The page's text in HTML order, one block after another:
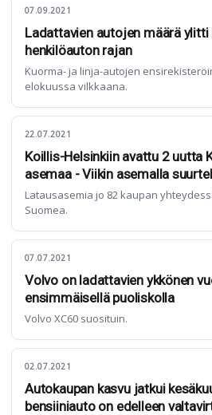
07.09.2021
Ladattavien autojen määrä
henkilöauton rajan
Kuorma- ja linja-autojen
elokuussa vilkkaana.
22.07.2021
Koillis-Helsinkiin avattu 2 uutta
asemaa - Viikin asemalla
Latausasemia jo 82 kaupan
Suomea.
07.07.2021
Volvo on ladattavien ykkönen
ensimmäisellä puoliskolla
Volvo XC60 suosituin.
02.07.2021
Autokaupan kasvu jatkui
bensiiniauto on edelleen